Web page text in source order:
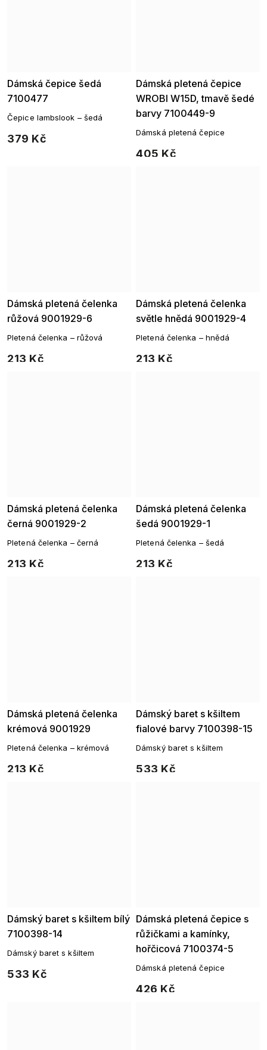
Dámská čepice šedá
7100477
379 Kč
Čepice lambslook – šedá
Dámská pletená čepice
WROBI W15D, tmavě šedé
barvy 7100449-9
405 Kč
Dámská pletená čepice
Dámská pletená čelenka
růžová 9001929-6
213 Kč
Pletená čelenka – růžová
Dámská pletená čelenka
světle hnědá 9001929-4
213 Kč
Pletená čelenka – hnědá
Dámská pletená čelenka
černá 9001929-2
213 Kč
Pletená čelenka – černá
Dámská pletená čelenka
šedá 9001929-1
213 Kč
Pletená čelenka – šedá
Dámská pletená čelenka
krémová 9001929
213 Kč
Pletená čelenka – krémová
Dámský baret s kšiltem
fialové barvy 7100398-15
533 Kč
Dámský baret s kšiltem
Dámský baret s kšiltem bílý
7100398-14
533 Kč
Dámský baret s kšiltem
Dámská pletená čepice s
růžičkami a kamínky,
hořčicová 7100374-5
426 Kč
Dámská pletená čepice